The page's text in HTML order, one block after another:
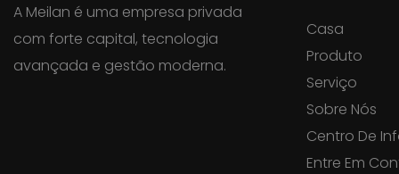
A Meilan é uma empresa privada
com forte capital, tecnologia
avançada e gestão moderna.
Casa
Produto
Serviço
Sobre Nós
Centro De
Entre Em